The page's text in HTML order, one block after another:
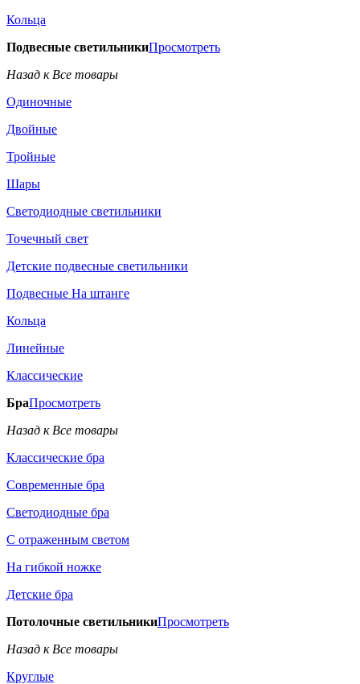
Кольца
Подвесные светильникиПросмотреть
Назад к Все товары
Одиночные
Двойные
Тройные
Шары
Светодиодные светильники
Точечный свет
Детские подвесные светильники
Подвесные На штанге
Кольца
Линейные
Классические
БраПросмотреть
Назад к Все товары
Классические бра
Современные бра
Светодиодные бра
С отраженным светом
На гибкой ножке
Детские бра
Потолочные светильникиПросмотреть
Назад к Все товары
Круглые